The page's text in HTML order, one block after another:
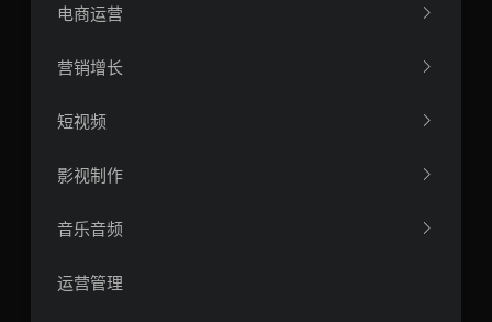
电商运营
营销增长
短视频
影视制作
音乐音频
运营管理